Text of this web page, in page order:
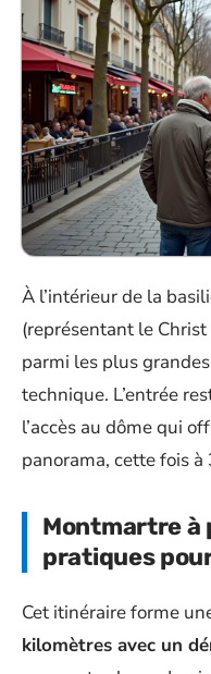
À l’intérieur de la
(représentant le
parmi les plus
technique. L’entrée
l’accès au dôme qui
panorama, cette fois à
Montmartre à
pratiques
Cet itinéraire forme
kilomètres avec un